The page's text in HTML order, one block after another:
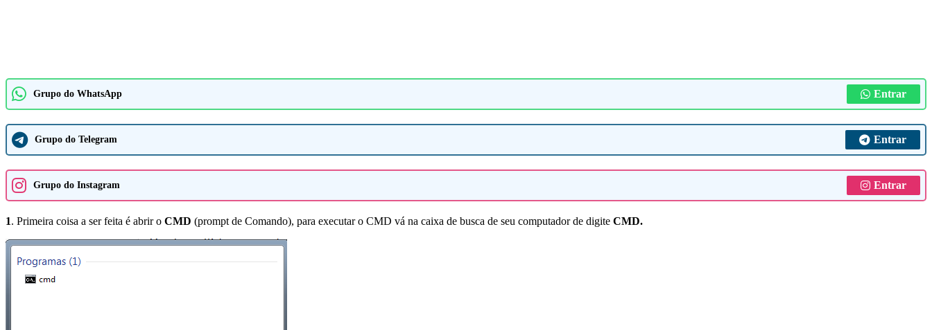
Grupo do WhatsApp Entrar
Grupo do Telegram Entrar
Grupo do Instagram Entrar
1. Primeira coisa a ser feita é abrir o CMD (prompt de Comando), para executar o CMD vá na caixa de busca de seu computador de digite CMD.